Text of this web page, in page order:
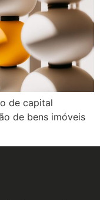
de capital
de bens imóveis